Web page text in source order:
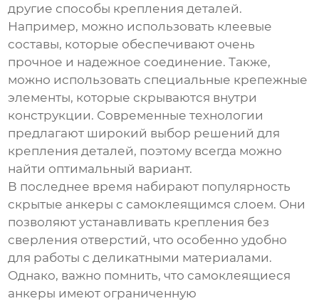
другие способы крепления деталей.
Например, можно использовать клеевые
составы, которые обеспечивают очень
прочное и надежное соединение. Также,
можно использовать специальные крепежные
элементы, которые скрываются внутри
конструкции. Современные технологии
предлагают широкий выбор решений для
крепления деталей, поэтому всегда можно
найти оптимальный вариант.
В последнее время набирают популярность
скрытые анкеры с самоклеящимся слоем. Они
позволяют устанавливать крепления без
сверления отверстий, что особенно удобно
для работы с деликатными материалами.
Однако, важно помнить, что самоклеящиеся
анкеры имеют ограниченную